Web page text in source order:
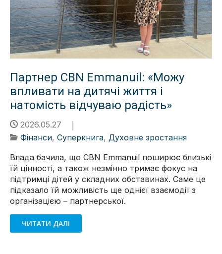
Партнер CBN Emmanuil: «Можу
впливати на дитячі життя і
натомість відчуваю радість»
2026.05.27
Фінанси, Суперкнига, Духовне зростання
Влада бачила, що CBN Emmanuil поширює близькі
їй цінності, а також незмінно тримає фокус на
підтримці дітей у складних обставинах. Саме це
підказало їй можливість ще однієї взаємодії з
організацією – партнерської.
ЧИТАТИ ДАЛІ